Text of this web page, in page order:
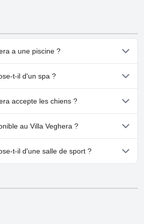
a une piscine ?
de piscine(s) appartenant à une ou
suivantes : Piscine Privée, Piscine
t-il d'un spa ?
Villa Veghera.
accepte les chiens ?
pas les chiens.
au Villa Veghera ?
à Villa Veghera.
t-il d'une salle de sport ?